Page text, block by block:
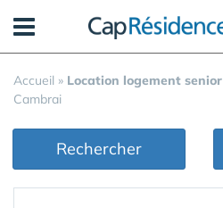
Accueil » Location logement senior
Cambrai
Rechercher